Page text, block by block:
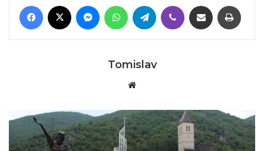
Facebook MessengerWhatsAppTelegram Viber Podijeli putem E-maila
Tomislav